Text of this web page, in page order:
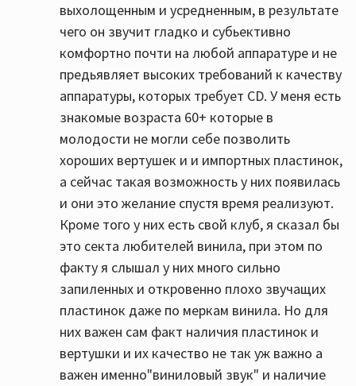
выхолощенным и усредненным, в результате
чего он звучит гладко и субьективно
комфортно почти на любой аппаратуре и не
предьявляет высоких требований к качеству
аппаратуры, которых требует CD. У меня есть
знакомые возраста 60+ которые в
молодости не могли себе позволить
хороших вертушек и и импортных пластинок,
а сейчас такая возможность у них появилась
и они это желание спустя время реализуют.
Кроме того у них есть свой клуб, я сказал бы
это секта любителей винила, при этом по
факту я слышал у них много сильно
запиленных и откровенно плохо звучащих
пластинок даже по меркам винила. Но для
них важен сам факт наличия пластинок и
вертушки и их качество не так уж важно а
важен именно"виниловый звук" и наличие